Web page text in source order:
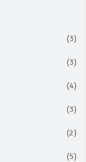
(3)
(3)
(4)
(3)
(2)
(5)